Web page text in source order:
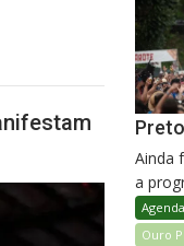
Ainda
a
Ouro